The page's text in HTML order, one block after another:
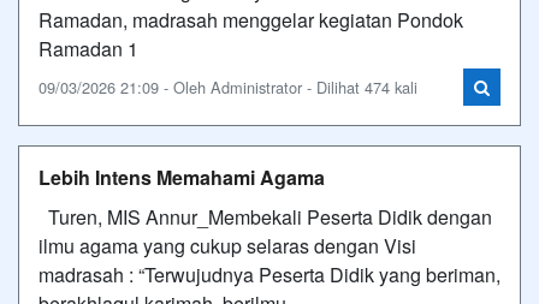
Ramadan, madrasah menggelar kegiatan Pondok
Ramadan 1
09/03/2026 21:09 - Oleh Administrator - Dilihat 474 kali
Lebih Intens Memahami Agama
Turen, MIS Annur_Membekali Peserta Didik dengan
ilmu agama yang cukup selaras dengan Visi
madrasah : “Terwujudnya Peserta Didik yang beriman,